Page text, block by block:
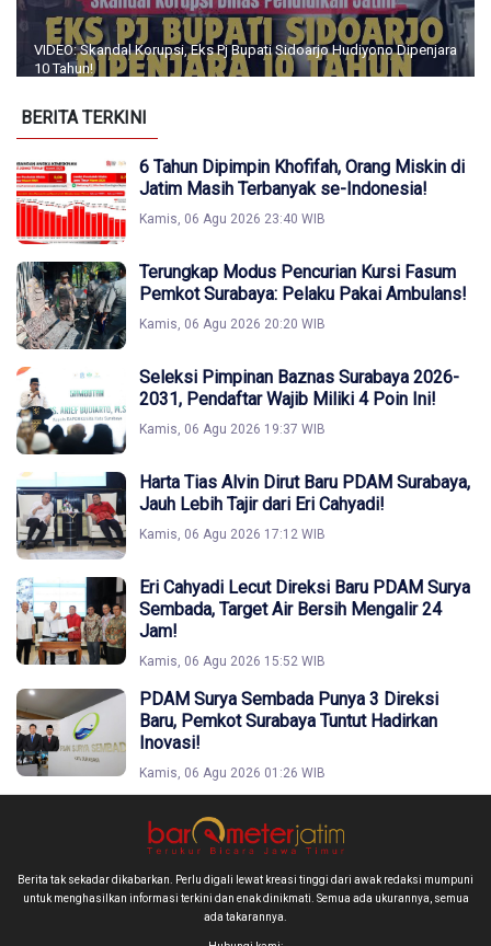
VIDEO: Skandal Korupsi, Eks Pj Bupati Sidoarjo Hudiyono Dipenjara
10 Tahun!
BERITA TERKINI
6 Tahun Dipimpin Khofifah, Orang Miskin di
Jatim Masih Terbanyak se-Indonesia!
Kamis, 06 Agu 2026 23:40 WIB
Terungkap Modus Pencurian Kursi Fasum
Pemkot Surabaya: Pelaku Pakai Ambulans!
Kamis, 06 Agu 2026 20:20 WIB
Seleksi Pimpinan Baznas Surabaya 2026-
2031, Pendaftar Wajib Miliki 4 Poin Ini!
Kamis, 06 Agu 2026 19:37 WIB
Harta Tias Alvin Dirut Baru PDAM Surabaya,
Jauh Lebih Tajir dari Eri Cahyadi!
Kamis, 06 Agu 2026 17:12 WIB
Eri Cahyadi Lecut Direksi Baru PDAM Surya
Sembada, Target Air Bersih Mengalir 24
Jam!
Kamis, 06 Agu 2026 15:52 WIB
PDAM Surya Sembada Punya 3 Direksi
Baru, Pemkot Surabaya Tuntut Hadirkan
Inovasi!
Kamis, 06 Agu 2026 01:26 WIB
Berita tak sekadar dikabarkan. Perlu digali lewat kreasi tinggi dari awak redaksi mumpuni
untuk menghasilkan informasi terkini dan enak dinikmati. Semua ada ukurannya, semua
ada takarannya.